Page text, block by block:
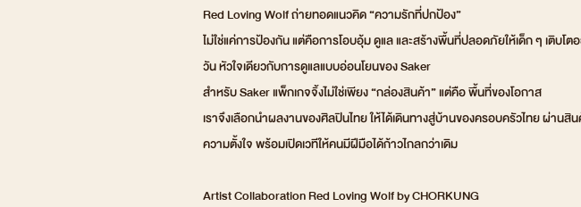
Red Loving Wolf ถ่ายทอดแนวคิด “ความรักที่ปกป้อง”
ไม่ใช่แค่การป้องกัน แต่คือการโอบอุ้ม ดูแล และสร้างพื้นที่ปลอดภัยให้เด็ก ๆ เติบโต
วัน หัวใจเดียวกับการดูแลแบบอ่อนโยนของ Saker
สำหรับ Saker แพ็กเกจจิ้งไม่ใช่เพียง “กล่องสินค้า” แต่คือ พื้นที่ของโอกาส
เราจึงเลือกนำผลงานของศิลปินไทย ให้ได้เดินทางสู่บ้านของครอบครัวไทย ผ่านสิ
ความตั้งใจ พร้อมเปิดเวทีให้คนมีฝีมือได้ก้าวไกลกว่าเดิม
Artist Collaboration Red Loving Wolf by CHORKUNG